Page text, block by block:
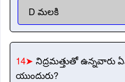
D మలకి
14➤ నిద్రమత్తుతో
యుందురు?